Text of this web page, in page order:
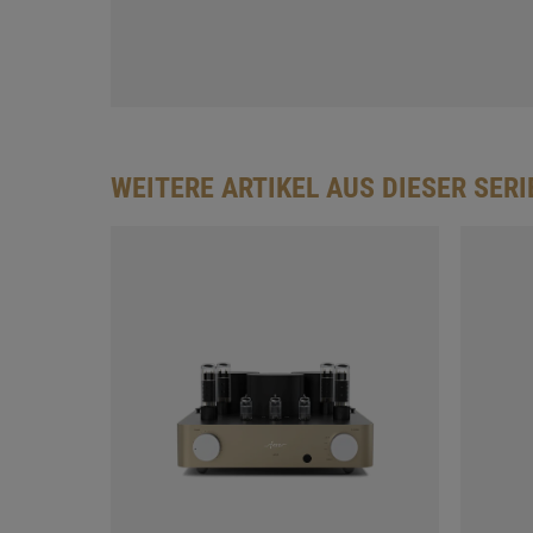
WEITERE ARTIKEL AUS DIESER